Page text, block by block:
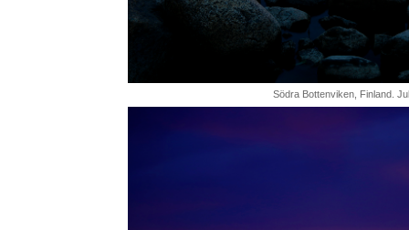
Södra Bottenviken, Finland.